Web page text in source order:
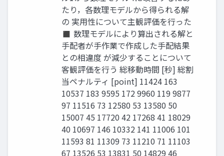
たり，各数理モデルから得られる解
の 実用性について主観評価を行った
◼ 数理モデルにより算出される解と
手配者が手作業で作成した手配結果
との相違度 が減少することについて
客観評価を行う 総移動時間 [秒] 総割
当ペナルティ [point] 11424 163
10537 183 9595 172 9960 119 9877
97 11516 73 12580 53 13580 50
15007 45 17720 42 17268 41 18029
40 10697 146 10332 141 11006 101
11593 81 11309 73 11210 71 11103
67 13526 53 13831 50 14829 46